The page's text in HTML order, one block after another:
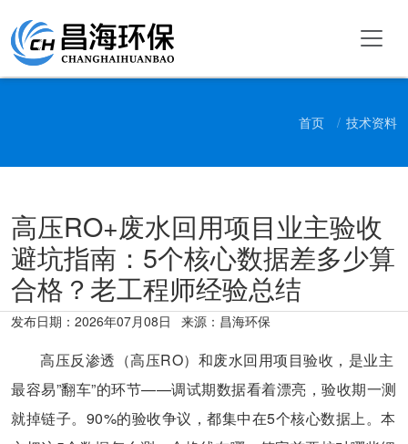
首页 技术资料
高压RO+废水回用项目业主验收
避坑指南：5个核心数据差多少算
合格？老工程师经验总结
发布日期： 2026年07月08日 来源：昌海环保
高压反渗透（高压RO）和废水回用项目验收，是业主
最容易”翻车”的环节——调试期数据看着漂亮，验收期一测
就掉链子。90%的验收争议，都集中在5个核心数据上。本